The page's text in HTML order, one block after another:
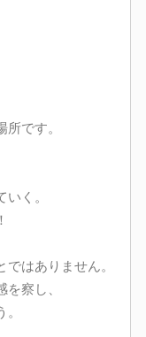
です。
く。
はありません。
察し、